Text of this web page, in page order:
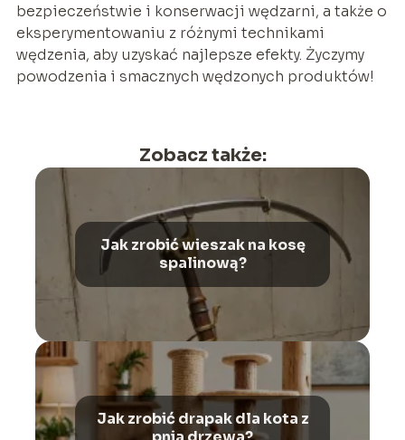
bezpieczeństwie i konserwacji wędzarni, a także o
eksperymentowaniu z różnymi technikami
wędzenia, aby uzyskać najlepsze efekty. Życzymy
powodzenia i smacznych wędzonych produktów!
Zobacz także:
Jak zrobić wieszak na kosę
spalinową?
Jak zrobić drapak dla kota z